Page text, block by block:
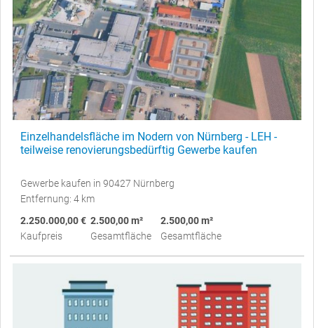
Einzelhandelsfläche im Nodern von Nürnberg - LEH -
teilweise renovierungsbedürftig Gewerbe kaufen
Gewerbe kaufen in 90427 Nürnberg
Entfernung: 4 km
2.250.000,00 €
Kaufpreis
2.500,00 m²
Gesamtfläche
2.500,00 m²
Gesamtfläche